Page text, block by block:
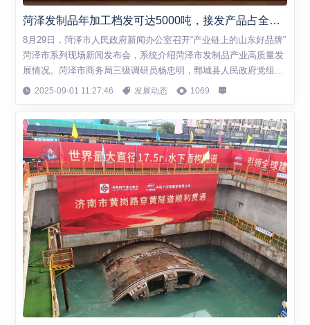
菏泽发制品年加工档发可达5000吨，接发产品占全球市场份额的70%
8月29日，菏泽市人民政府新闻办公室召开“产业链上的山东好品牌”
菏泽市系列现场新闻发布会，系统介绍菏泽市发制品产业高质量发
展情况。菏泽市商务局三级调研员杨忠明，鄄城县人民政府党组成
员、副县长李言民，鄄城县商务局党组书记、局长李婷，鄄城县发
步。经过多年的发展沉淀，菏泽...
2025-09-01 11:27:46 发展动态 1069